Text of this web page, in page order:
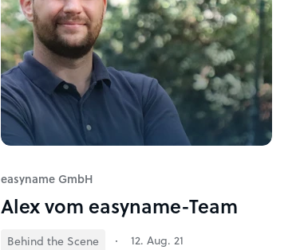
easyname GmbH
Alex vom easyname-Team
Behind the Scene 12. Aug. 21